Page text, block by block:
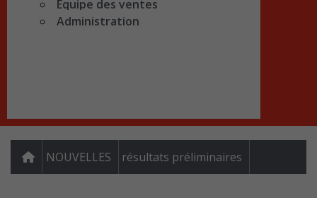
Équipe des ventes
Administration
NOUVELLES résultats préliminaires